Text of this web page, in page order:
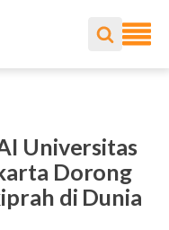
Universitas
Dorong
di Dunia